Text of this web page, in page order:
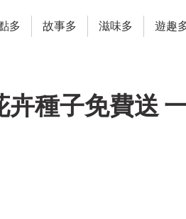
多 故事多 滋味多 遊趣
卉種子免費送